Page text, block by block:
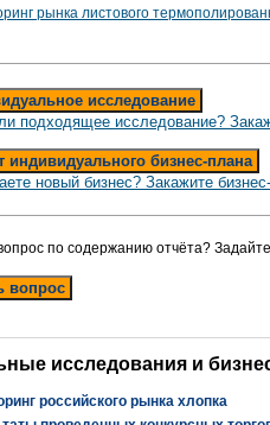
рынка листового
исследование
подходящее исследование?
индивидуального бизнес-плана
новый бизнес? Закажите
по содержанию отчёта?
вопрос
исследования и
российского рынка хлопка